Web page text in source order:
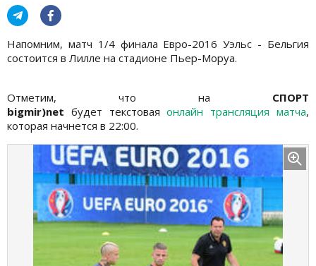
Напомним, матч 1/4 финала Евро-2016 Уэльс - Бельгия
состоится в Лилле на стадионе Пьер-Моруа.
Отметим, что на СПОРТ
bigmir)net будет текстоваяонлайн трансляция матча,
которая начнется в 22:00.